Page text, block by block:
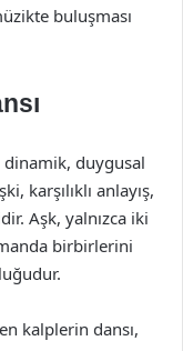
buluşması
dinamik, duygusal
karşılıklı anlayış,
Aşk, yalnızca iki
birbirlerini
kalplerin dansı,